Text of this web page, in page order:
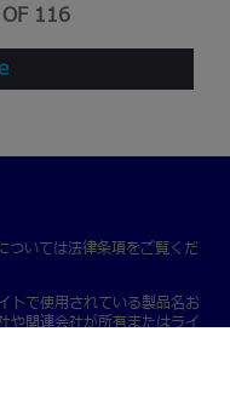
116
いては法律条項をご覧くだ
トで使用されている製品名お
や関連会社が所有またはライ